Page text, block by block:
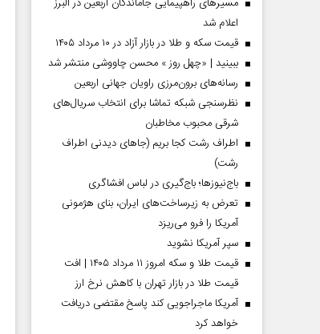
اعلام شد
قیمت سکه و طلا در بازار آزاد در ۱۰ مرداد ۱۴۰۵
ببینید | «چهل روز » محسن چاووشی منتشر شد
رسانه‌های برون‌مرزی راویان جهانی اربعین
نظرسنجی شبکه تماشا برای انتخاب سریال‌های
شرقی محبوب مخاطبان
اطراف رشت کجا بریم (جاهای دیدنی اطراف
رشت)
باج‌نیوزها؛ باج‌گیری در لباس افشاگری
تعرض به زیرساخت‌های ایران، بنای هژمونی
آمریکا را فرو می‌ریزد
سپر آمریکا نشوید
قیمت طلا و سکه امروز ۱۱ مرداد ۱۴۰۵ | افت
قیمت طلا در بازار تهران با کاهش نرخ ارز
آمریکا ماجراجویی کند پاسخ مقتضی دریافت
خواهد کرد